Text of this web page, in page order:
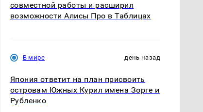
совместной работы и расширил
возможности Алисы Про в Таблицах
В мире день назад
Япония ответит на план присвоить
островам Южных Курил имена Зорге и
Рубленко